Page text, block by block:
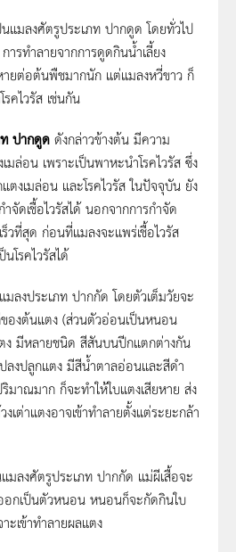
นแมลงศัตรูประเภท ปากดูด โดยทั่วไป
รทำลายจากการดูดกินน้ำเลี้ยง
ายต่อต้นพืชมากนัก แต่แมลงหวี่ขาว ก็
คไวรัส เช่นกัน
ปากดูด ดังกล่าวข้างต้น มีความ
ล่อน เพราะเป็นพาหะนำโรคไวรัส ซึ่ง
งเมล่อน และโรคไวรัส ในปัจจุบัน ยัง
จัดเชื้อไวรัสได้ นอกจากการกำจัด
วที่สุด ก่อนที่แมลงจะแพร่เชื้อไวรัส
โรคไวรัสได้
ลงประเภท ปากกัด โดยตัวเต็มวัยจะ
องต้นแตง (ส่วนตัวอ่อนเป็นหนอน
ง มีหลายชนิด สีสันบนปีกแตกต่างกัน
งปลูกแตง มีสีน้ำตาลอ่อนและสีดำ
มาณมาก ก็จะทำให้ใบแตงเสียหาย ส่ง
ต่าแตงอาจเข้าทำลายตั้งแต่ระยะกล้า
มลงศัตรูประเภท ปากกัด แม่ผีเสื้อจะ
อกเป็นตัวหนอน หนอนก็จะกัดกินใบ
เข้าทำลายผลแตง